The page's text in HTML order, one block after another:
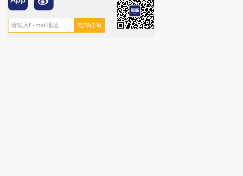
行员跨国走私7万